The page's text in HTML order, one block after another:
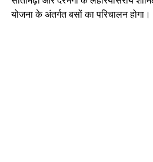
योजना के अंतर्गत बसों का परिचालन होगा।